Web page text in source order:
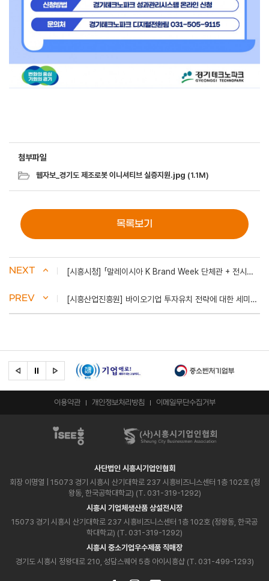
첨부파일
웹자보_경기도 제조로봇 이니셔티브 실증지원.jpg (1.1M)
목록보기
NEXT [시흥시청] 「말레이시아 K Brand Week 단체관 + 전시마케팅 종합 지원사업」모집공고
PREV [시흥산업진흥원] 바이오기업 투자유치 전략에 대한 세미나 안내
이용약관 개인정보처리방침 이메일무단수집거부
사단법인 시흥시기업인협회
회장 이명열 | 15073 경기 시흥시 산기대학로 237 시흥비즈니스센터 1층 102호 (정
왕동, 한국공학대학교) (T. 031-319-1292)
시흥시 기업체생산품 상설전시장
15073 경기 시흥시 산기대학로 237 시흥비즈니스센터 1층 102호 (정왕동, 한국공
학대학교) (T. 031-319-1292)
시흥시 중소기업우수제품 직매장
경기도 시흥시 정왕대로 210, 성담스퀘어 5층 아이시흥샵 (T. 031-499-1293)